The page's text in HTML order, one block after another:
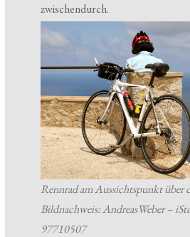
zwischendurch.
Rennrad am Aussichtspunkt über
Bildnachweis: AndreasWeber –
97710507